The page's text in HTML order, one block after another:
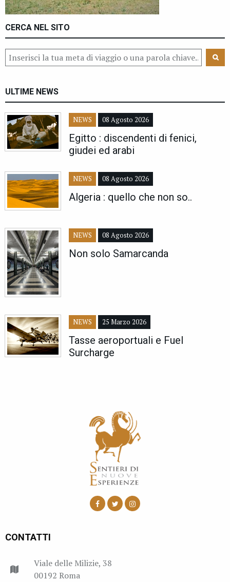
CERCA NEL SITO
ULTIME NEWS
NEWS 08 Agosto 2026
Egitto : discendenti di fenici,
giudei ed arabi
NEWS 08 Agosto 2026
Algeria : quello che non so..
NEWS 08 Agosto 2026
Non solo Samarcanda
NEWS 25 Marzo 2026
Tasse aeroportuali e Fuel
Surcharge
CONTATTI
Viale delle Milizie, 38
00192 Roma